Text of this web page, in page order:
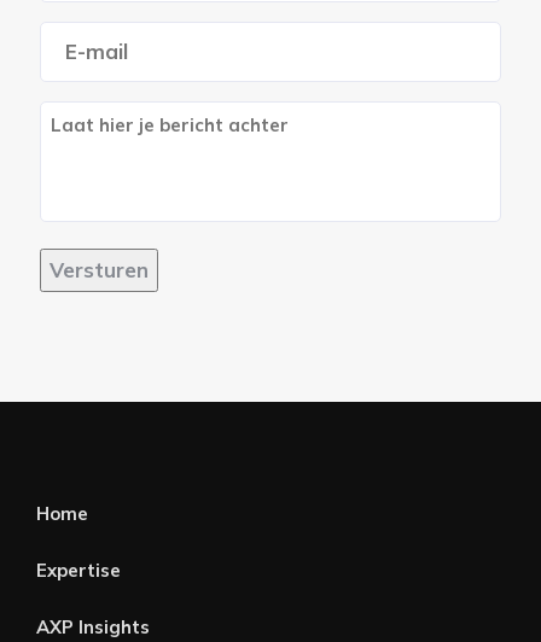
mailadres
Bericht
Versturen
Home
Expertise
AXP Insights